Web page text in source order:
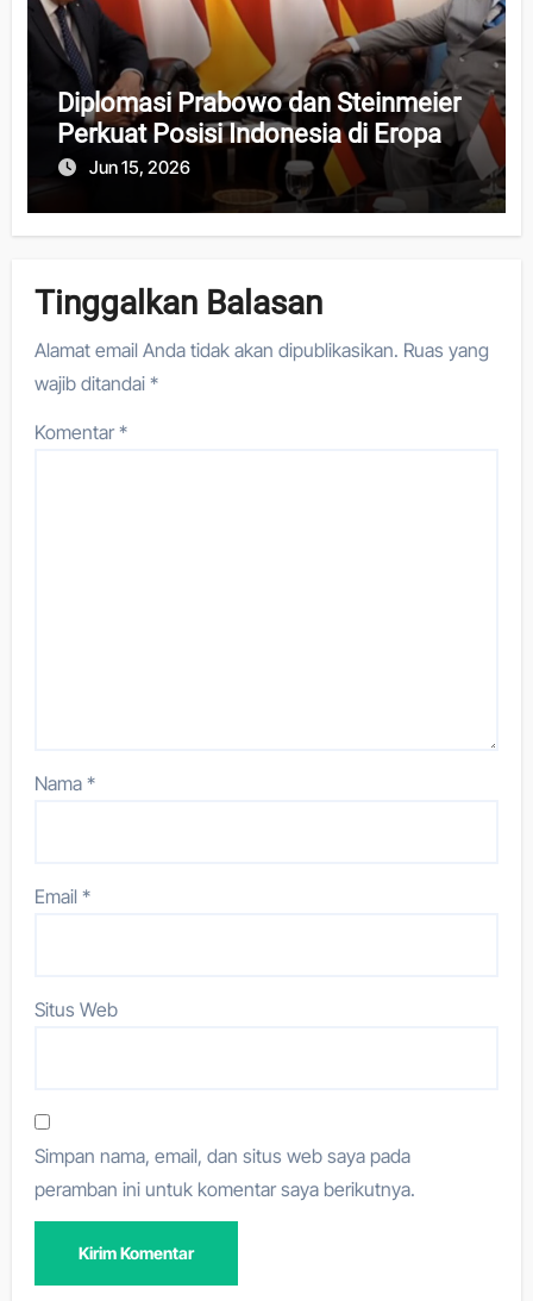
Diplomasi Prabowo dan Steinmeier
Perkuat Posisi Indonesia di Eropa
Jun 15, 2026
Tinggalkan Balasan
Alamat email Anda tidak akan dipublikasikan. Ruas yang
wajib ditandai*
Komentar*
Nama*
Email*
Situs Web
Simpan nama, email, dan situs web saya pada
peramban ini untuk komentar saya berikutnya.